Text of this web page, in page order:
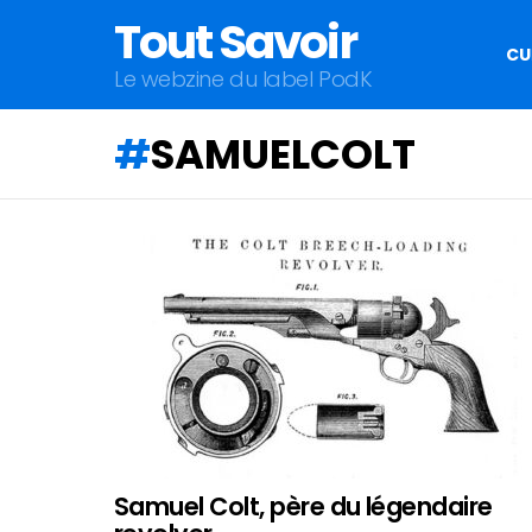
Tout Savoir
Le webzine du label PodK
SAMUELCOLT
QU'ALLEZ-
APPRENDRE
AUJOURD'HUI
Samuel Colt, père du légendaire